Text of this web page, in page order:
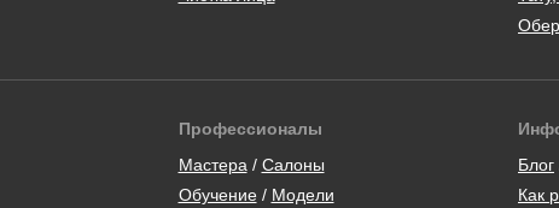
Профессионалы
Мастера / Салоны
Обучение/ Модели
Блог
Как